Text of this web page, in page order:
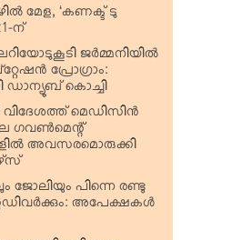
മേള, ‘കണക്ട് ടു
ന്
ജര്‍മ്മനിയില്‍
പ്രോഗ്രാം:
കൊച്ചി
മെഡിസിന്‍
ഗവണ്‍മെന്റ്
അവസരമൊരുക്കി
ജോലിയും പിന്നെ രണ്ടു
അപേക്ഷകള്‍